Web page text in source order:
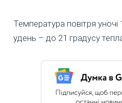
Температура повітря уночі
удень – до 21 градусу